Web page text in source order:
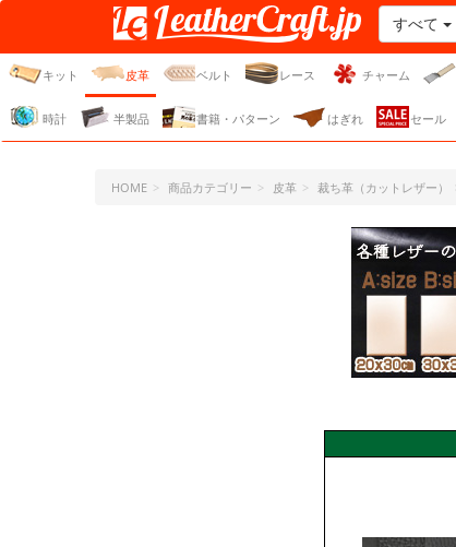
レザークラフト・ドット・
ジェーピー
すべて
キット 皮革 ベルト レース チャーム
時計 半製品 書籍・パターン はぎれ セール
HOME 商品カテゴリー 皮革 裁ち革（カットレザー）